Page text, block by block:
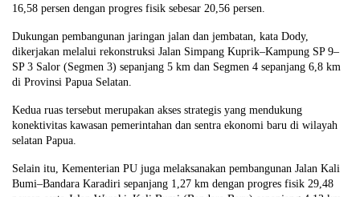
16,58 persen dengan progres fisik sebesar 20,56 persen.
Dukungan pembangunan jaringan jalan dan jembatan, kata Dody,
dikerjakan melalui rekonstruksi Jalan Simpang Kuprik–Kampung SP 9–
SP 3 Salor (Segmen 3) sepanjang 5 km dan Segmen 4 sepanjang 6,8 km
di Provinsi Papua Selatan.
Kedua ruas tersebut merupakan akses strategis yang mendukung
konektivitas kawasan pemerintahan dan sentra ekonomi baru di wilayah
selatan Papua.
Selain itu, Kementerian PU juga melaksanakan pembangunan Jalan Kali
Bumi–Bandara Karadiri sepanjang 1,27 km dengan progres fisik 29,48